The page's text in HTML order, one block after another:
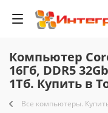
Компьютер
16Гб, DDR5
1Тб. Купить в
Все компьютеры.